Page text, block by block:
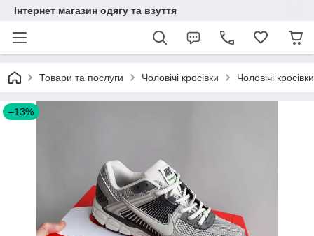
Інтернет магазин одягу та взуття
Товари та послуги Чоловічі кросівки Чоловічі
–13%